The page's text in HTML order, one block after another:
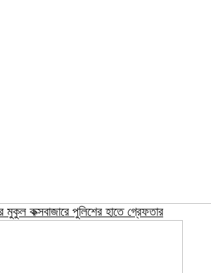
মুকুল কক্সবাজারে পুলিশের হাতে গ্রেফতার